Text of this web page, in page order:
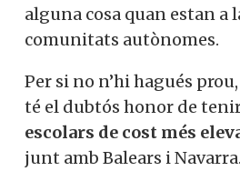
alguna cosa quan estan a
comunitats autònomes.
Per si no n’hi hagués
té el dubtós honor de
escolars de cost més
junt amb Balears i